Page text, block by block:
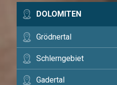
DOLOMITEN
Grödnertal
Schlerngebiet
Gadertal